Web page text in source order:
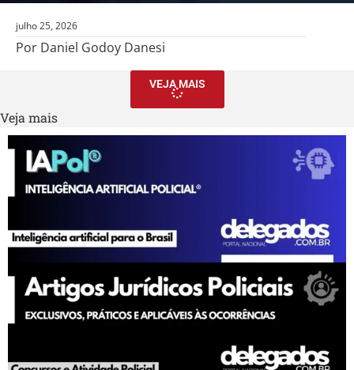
julho 25, 2026
Por Daniel Godoy Danesi
VEJA MAIS
Veja mais